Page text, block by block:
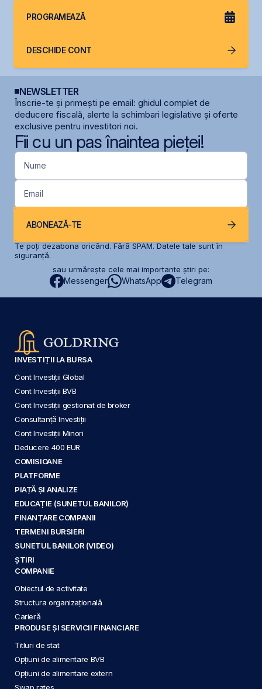
PROGRAMEAZĂ
DESCHIDE CONT
NEWSLETTER
Înscrie-te și primești pe email: ghidul complet de
deducere fiscală, alerte la schimbari legislative și oferte
exclusive pentru investitori noi.
Fii cu un pas înaintea pieței!
Nume
Email
ABONEAZĂ-TE
Te poți dezabona oricând. Fără SPAM. Datele tale sunt în
siguranță.
sau urmărește cele mai importante știri pe:
Messenger WhatsApp Telegram
INVESTIȚII LA BURSA
Cont Investiții Global
Cont Investiții BVB
Cont Investiții gestionat de broker
Consultanță Investiții
Cont Investiții Minori
Deducere 400 EUR
COMISIOANE
PLATFORME
PIAȚĂ ȘI ANALIZE
EDUCAȚIE (SUNETUL BANILOR)
FINANȚARE COMPANII
TERMENI BURSIERI
SUNETUL BANILOR (VIDEO)
ȘTIRI
COMPANIE
Obiectul de activitate
Structura organizațională
Carieră
PRODUSE ȘI SERVICII FINANCIARE
Titluri de stat
Opțiuni de alimentare BVB
Opțiuni de alimentare extern
Swap rates